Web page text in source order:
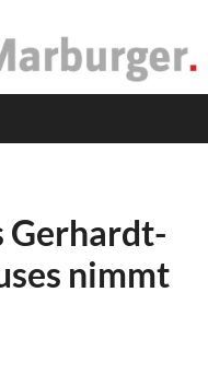
Gerhardt-
nimmt